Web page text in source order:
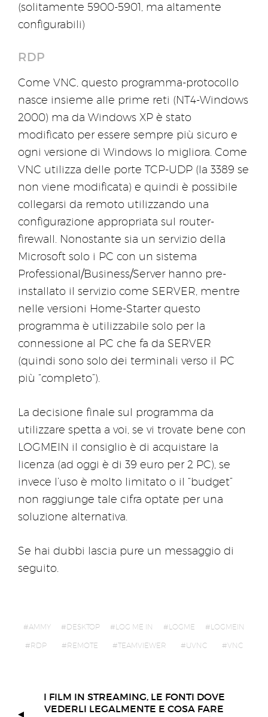
(solitamente 5900-5901, ma altamente
configurabili)
RDP
Come VNC, questo programma-protocollo
nasce insieme alle prime reti (NT4-Windows
2000) ma da Windows XP è stato
modificato per essere sempre più sicuro e
ogni versione di Windows lo migliora. Come
VNC utilizza delle porte TCP-UDP (la 3389 se
non viene modificata) e quindi è possibile
collegarsi da remoto utilizzando una
configurazione appropriata sul router-
firewall. Nonostante sia un servizio della
Microsoft solo i PC con un sistema
Professional/Business/Server hanno pre-
installato il servizio come SERVER, mentre
nelle versioni Home-Starter questo
programma è utilizzabile solo per la
connessione al PC che fa da SERVER
(quindi sono solo dei terminali verso il PC
più “completo”).
La decisione finale sul programma da
utilizzare spetta a voi, se vi trovate bene con
LOGMEIN il consiglio è di acquistare la
licenza (ad oggi è di 39 euro per 2 PC), se
invece l’uso è molto limitato o il “budget”
non raggiunge tale cifra optate per una
soluzione alternativa.
Se hai dubbi lascia pure un messaggio di
seguito.
AMMY DESKTOP LOG ME IN LOGME LOGMEIN
RDP REMOTE TEAMVIEWER UVNC VNC
I FILM IN STREAMING, LE FONTI DOVE
VEDERLI LEGALMENTE E COSA FARE